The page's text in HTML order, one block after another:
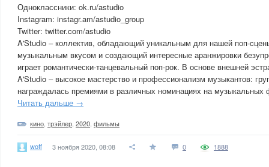
Одноклассники: ok.ru/astudio
Instagram: instagr.am/astudio_group
Twitter: twitter.com/astudio
A'Studio – коллектив, обладающий уникальным для нашей поп-
музыкальным вкусом и создающий интересные аранжировки
играет романтически-танцевальный поп-рок. В основе внешней
A'Studio – высокое мастерство и профессионализм музыкантов:
награждалась премиями в различных номинациях на музыкальных
Читать дальше →
кино трэйлер 2020 фильмы
woff 3 ноября 2020, 08:08 0 1888